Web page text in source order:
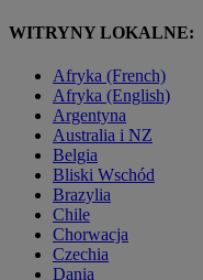
WITRYNY LOKALNE:
Afryka (French)
Afryka (English)
Argentyna
Australia i NZ
Belgia
Bliski Wschód
Brazylia
Chile
Chorwacja
Czechia
Dania